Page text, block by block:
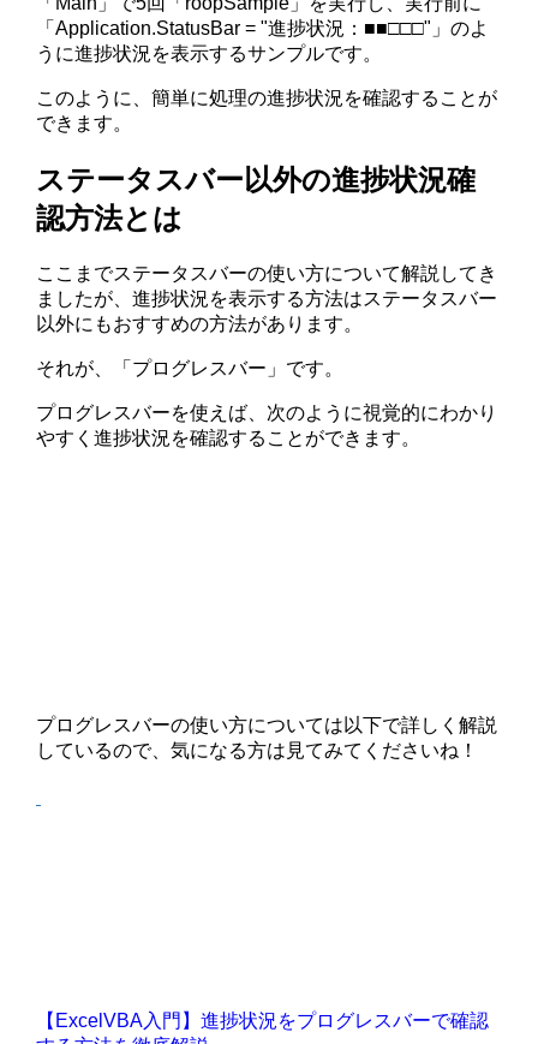
「Application.StatusBar = "進捗状況：■■□□□"」のよ
うに進捗状況を表示するサンプルです。
このように、簡単に処理の進捗状況を確認することが
できます。
ステータスバー以外の進捗状況確
認方法とは
ここまでステータスバーの使い方について解説してき
ましたが、進捗状況を表示する方法はステータスバー
以外にもおすすめの方法があります。
それが、「プログレスバー」です。
プログレスバーを使えば、次のように視覚的にわかり
やすく進捗状況を確認することができます。
プログレスバーの使い方については以下で詳しく解説
しているので、気になる方は見てみてくださいね！
【ExcelVBA入門】進捗状況をプログレスバーで確認